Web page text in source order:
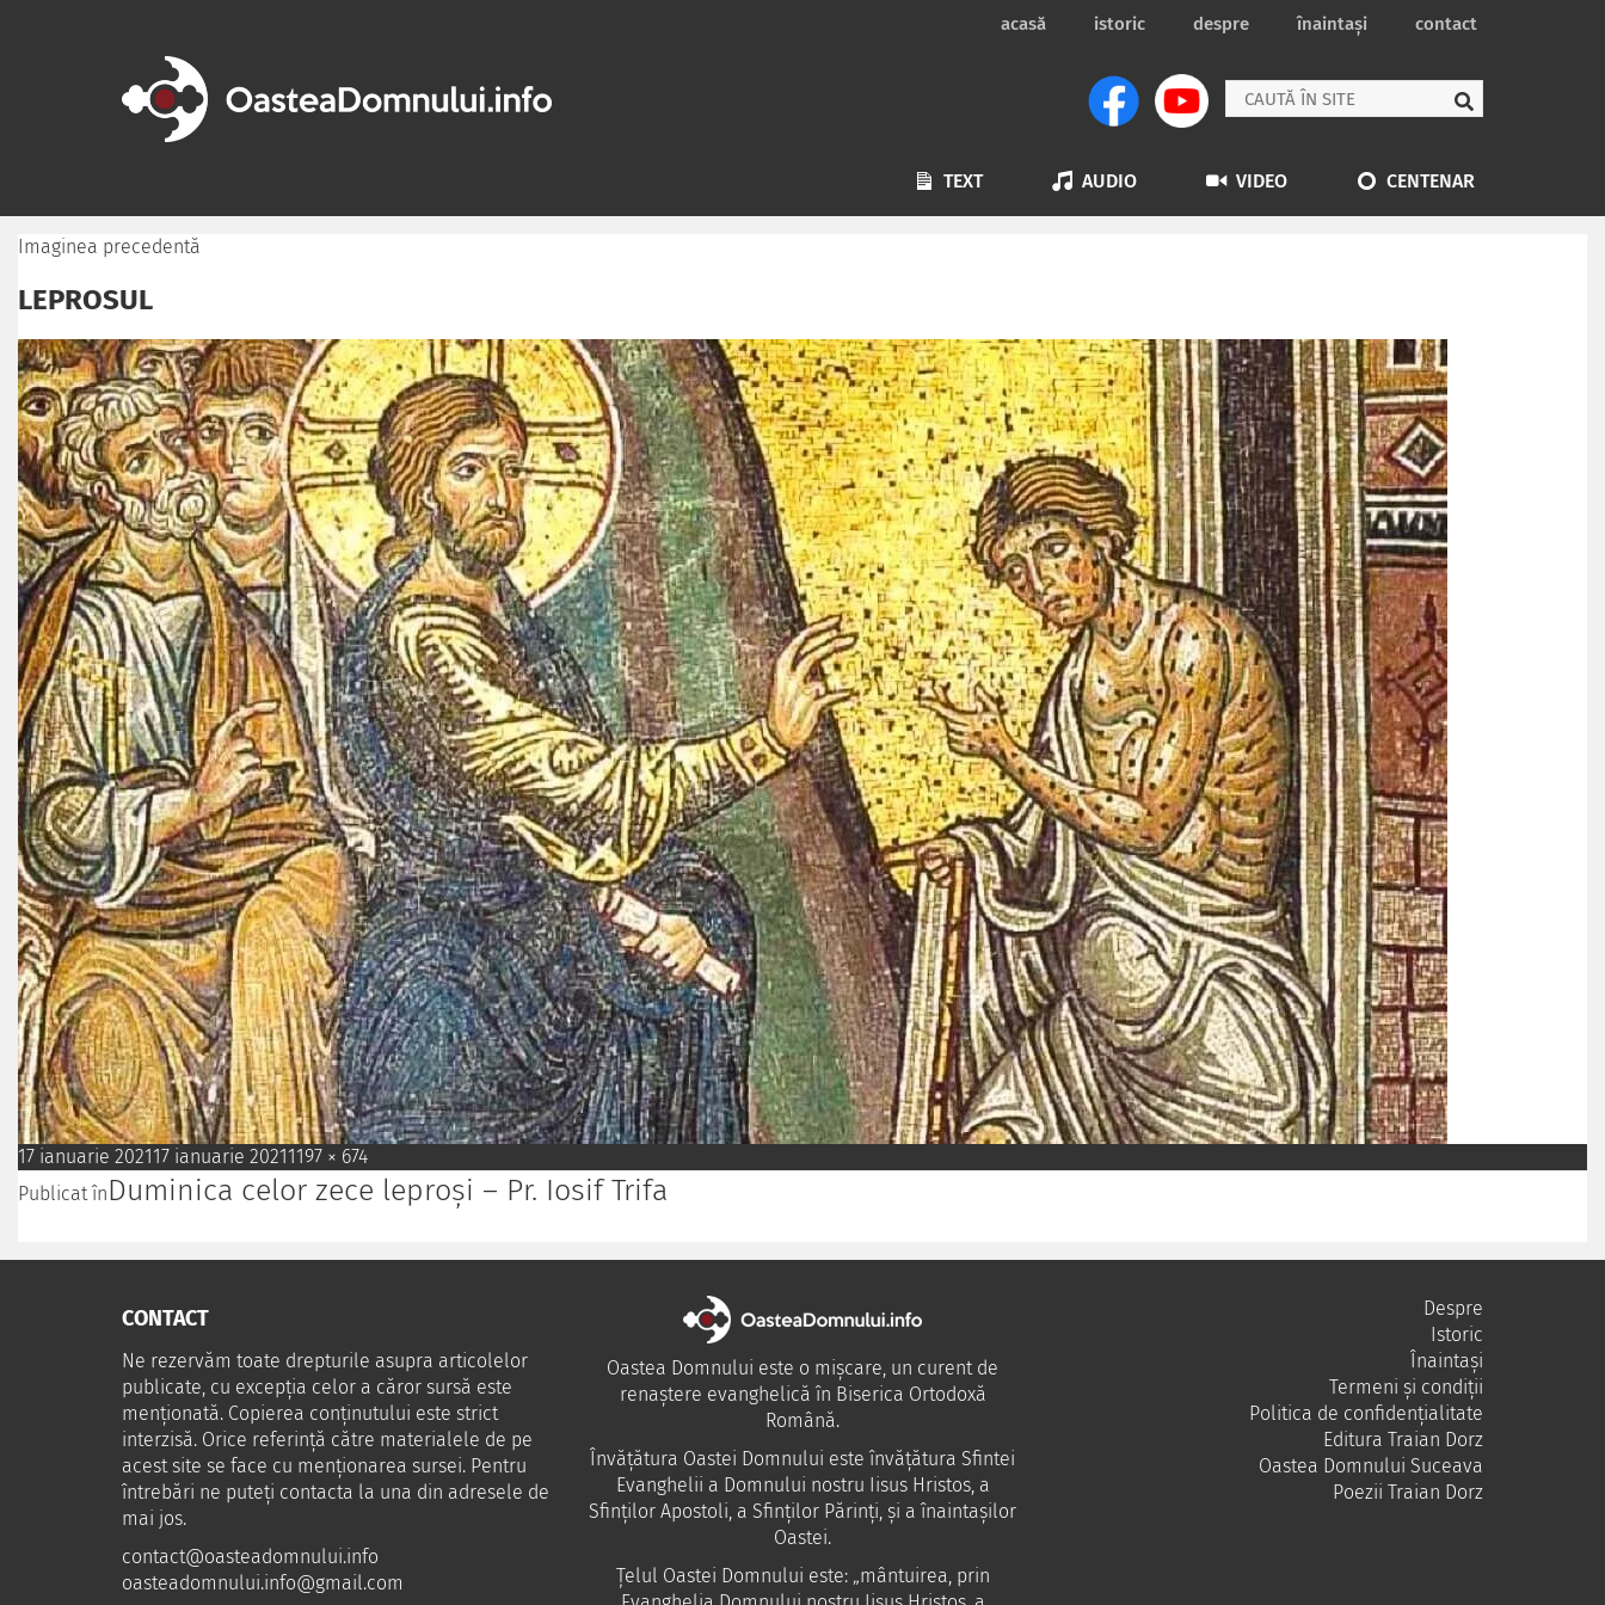
acasă istoric despre înaintași contact
TEXT AUDIO VIDEO CENTENAR
Imaginea precedentă
LEPROSUL
17 ianuarie 202117 ianuarie 20211197 × 674
Publicat înDuminica celor zece leproși – Pr. Iosif Trifa
CONTACT
Ne rezervăm toate drepturile asupra articolelor
publicate, cu excepția celor a căror sursă este
menționată. Copierea conținutului este strict
interzisă. Orice referință către materialele de pe
acest site se face cu menționarea sursei. Pentru
întrebări ne puteţi contacta la una din adresele de
mai jos.
contact@oasteadomnului.info
oasteadomnului.info@gmail.com
Oastea Domnului este o mișcare, un curent de
renaștere evanghelică în Biserica Ortodoxă
Română.
Învăţătura Oastei Domnului este învăţătura Sfintei
Evanghelii a Domnului nostru Iisus Hristos, a
Sfinţilor Apostoli, a Sfinţilor Părinţi, şi a înaintaşilor
Oastei.
Ţelul Oastei Domnului este: „mântuirea, prin
Despre
Istoric
Înaintași
Termeni și condiții
Politica de confidențialitate
Editura Traian Dorz
Oastea Domnului Suceava
Poezii Traian Dorz